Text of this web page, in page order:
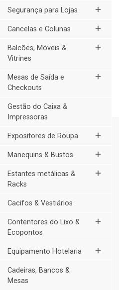
Segurança para Lojas add
Cancelas e Colunas add
Balcões, Móveis &
Vitrines
add
Mesas de Saída e
Checkouts
add
Gestão do Caixa &
Impressoras
Expositores de Roupa add
Manequins & Bustos add
Estantes metálicas &
Racks
add
Cacifos & Vestiários
Contentores do Lixo &
Ecopontos
add
Equipamento Hotelaria add
Cadeiras, Bancos &
Mesas